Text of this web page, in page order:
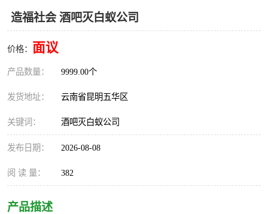
造福社会 酒吧灭白蚁公司
价格： 面议
产品数量： 9999.00个
发货地址： 云南省昆明五华区
关键词： 酒吧灭白蚁公司
发布日期： 2026-08-08
阅 读 量： 382
产品描述